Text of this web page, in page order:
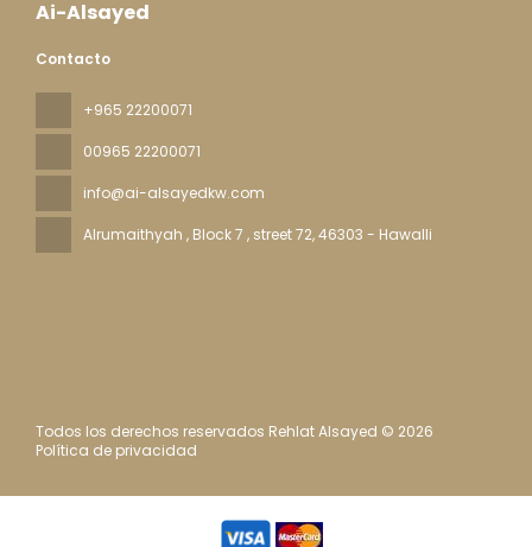
Ai-Alsayed
Contacto
+965 22200071
00965 22200071
info@ai-alsayedkw.com
Alrumaithyah , Block 7 , street 72, 46303 - Hawalli
Todos los derechos reservados Rehlat Alsayed © 2026
Política de privacidad